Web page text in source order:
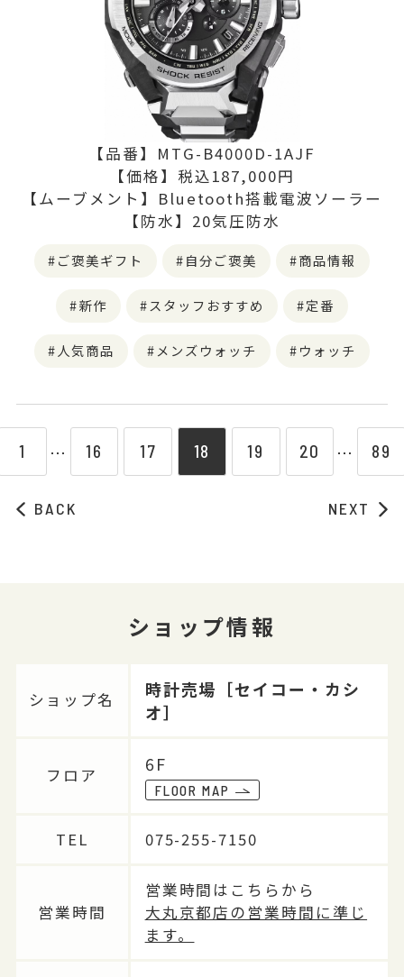
【品番】MTG-B4000D-1AJF
【価格】税込187,000円
【ムーブメント】Bluetooth搭載電波ソーラー
【防水】20気圧防水
ご褒美ギフト 自分ご褒美 商品情報
新作 スタッフおすすめ 定番
人気商品 メンズウォッチ ウォッチ
BACK
1 ⋯ 16 17 18 19 20 ⋯ 89
NEXT
ショップ情報
ショップ名
時計売場［セイコー・カシ
オ］
フロア
6F
FLOOR MAP
TEL 075-255-7150
営業時間
営業時間はこちらから
大丸京都店の営業時間に準じ
ます。